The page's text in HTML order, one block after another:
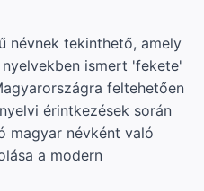
névnek tekinthető, amely
ismert 'fekete'
feltehetően
érintkezések során
magyar névként való
a modern